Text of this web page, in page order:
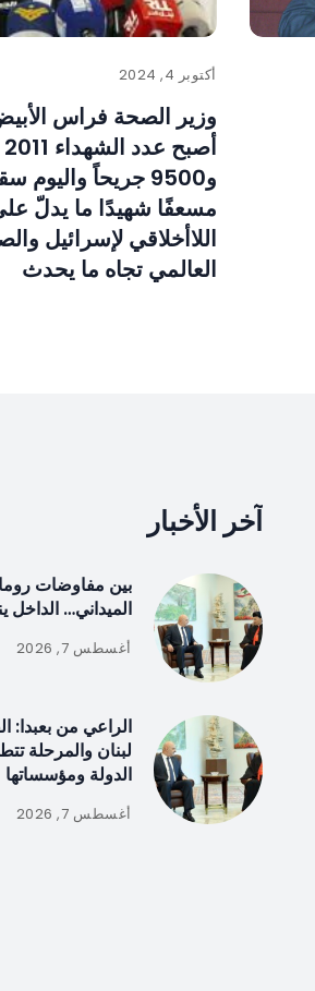
أكتوبر 4, 2024
مسعفًا شهيدًا ما يدلّ
اللاأخلاقي لإسرائيل
العالمي تجاه ما يحدث
آخر الأخبار
بين مفاوضات
الميداني… الداخل
أغسطس 7, 2026
الراعي من بعبدا:
لبنان والمرحلة
الدولة ومؤسساتها
أغسطس 7, 2026